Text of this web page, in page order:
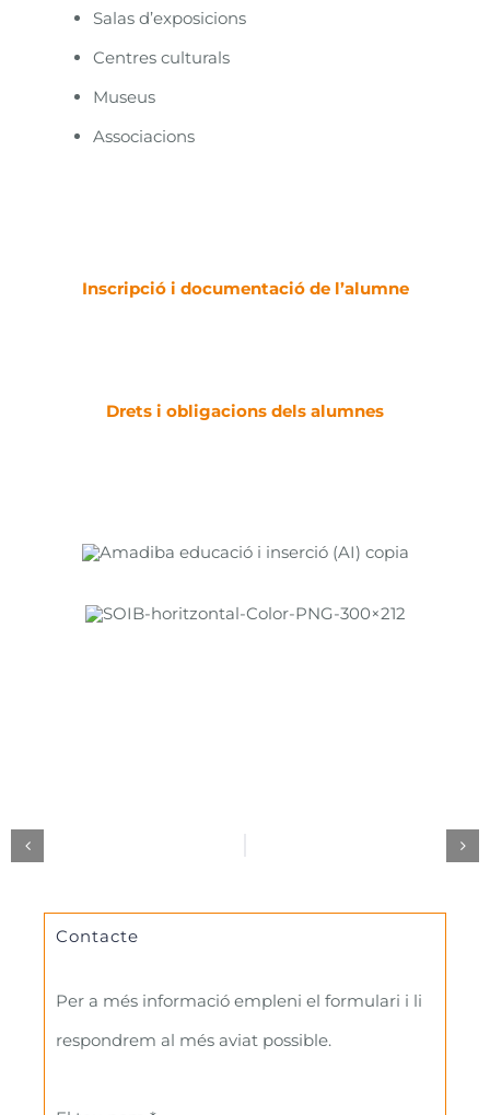
Salas d’exposicions
Centres culturals
Museus
Associacions
Inscripció i documentació de l’alumne
Drets i obligacions dels alumnes
Contacte
Per a més informació empleni el formulari i li
respondrem al més aviat possible.